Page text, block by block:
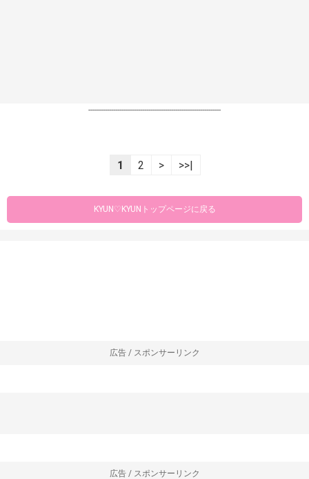
----------------------------------------------------------------
1 2 > >>|
KYUN♡KYUNトップページに戻る
広告 / スポンサーリンク
広告 / スポンサーリンク